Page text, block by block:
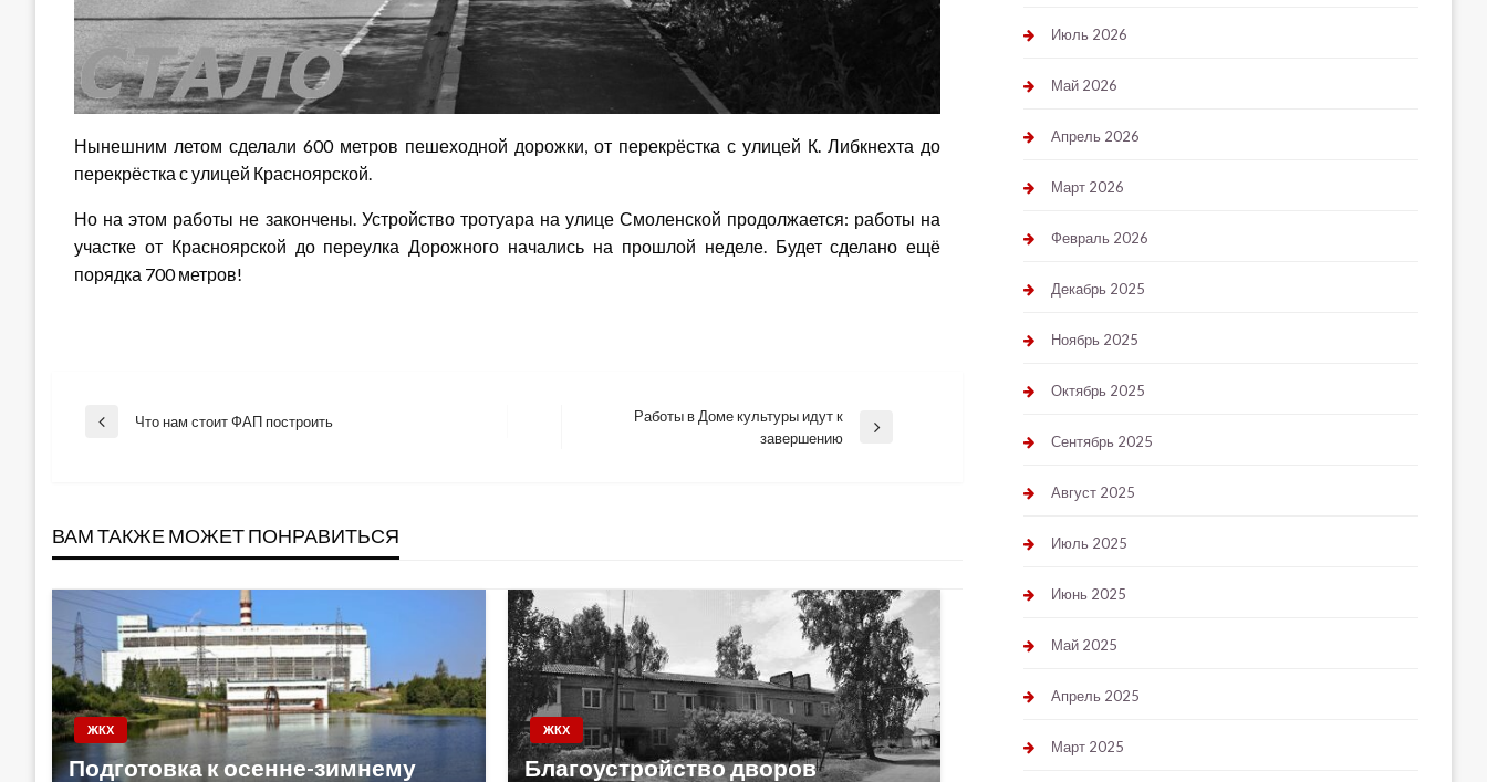
Нынешним летом сделали 600 метров пешеходной дорожки, от перекрёстка с улицей К. Либкнехта до
перекрёстка с улицей Красноярской.
Но на этом работы не закончены. Устройство тротуара на улице Смоленской продолжается: работы на
участке от Красноярской до переулка Дорожного начались на прошлой неделе. Будет сделано ещё
порядка 700 метров!
Навигация
записям
Previous
Что нам стоит ФАП построить
Работы в Доме культуры идут к
завершению
ВАМ ТАКЖЕ МОЖЕТ ПОНРАВИТЬСЯ
ЖКХ
Подготовка к осенне-зимнему
ЖКХ
Благоустройство дворов
Июль 2026
Май 2026
Апрель 2026
Март 2026
Февраль 2026
Декабрь 2025
Ноябрь 2025
Октябрь 2025
Сентябрь 2025
Август 2025
Июль 2025
Июнь 2025
Май 2025
Апрель 2025
Март 2025